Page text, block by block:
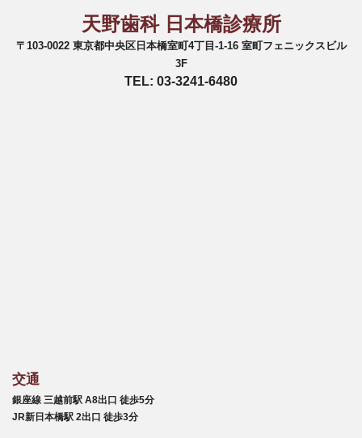
天野歯科 日本橋診療所
〒103-0022 東京都中央区日本橋室町4丁目-1-16 室町フェニックスビル
3F
TEL: 03-3241-6480
交通
銀座線 三越前駅 A8出口 徒歩5分
JR新日本橋駅 2出口 徒歩3分